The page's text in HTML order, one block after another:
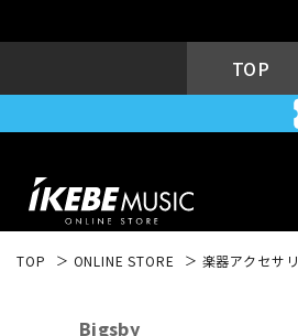
TOP
TOP ONLINE STORE 楽器アクセサリ
Bigsby